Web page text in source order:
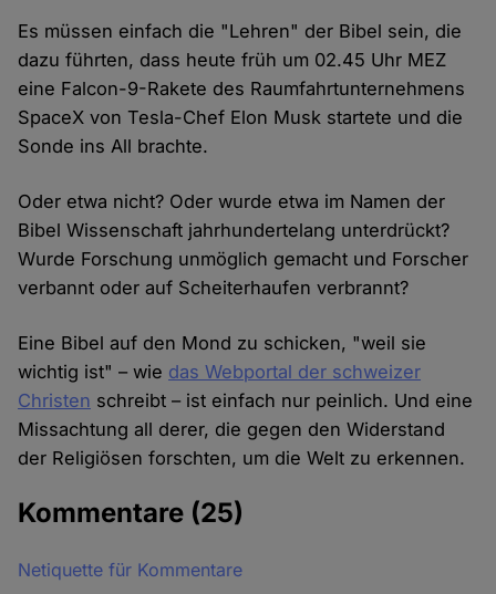
Es müssen einfach die "Lehren" der Bibel sein, die
dazu führten, dass heute früh um 02.45 Uhr MEZ
eine Falcon-9-Rakete des Raumfahrtunternehmens
SpaceX von Tesla-Chef Elon Musk startete und die
Sonde ins All brachte.
Oder etwa nicht? Oder wurde etwa im Namen der
Bibel Wissenschaft jahrhundertelang unterdrückt?
Wurde Forschung unmöglich gemacht und Forscher
verbannt oder auf Scheiterhaufen verbrannt?
Eine Bibel auf den Mond zu schicken, "weil sie
wichtig ist" – wie das Webportal der schweizer
Christen schreibt – ist einfach nur peinlich. Und eine
Missachtung all derer, die gegen den Widerstand
der Religiösen forschten, um die Welt zu erkennen.
Kommentare (25)
Netiquette für Kommentare